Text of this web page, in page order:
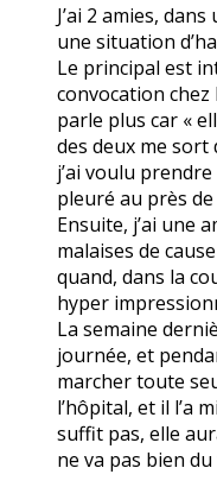
J’ai 2 amies,
une situation
Le principal est
convocation chez
parle plus car «
des deux me sort
j’ai voulu prendre
pleuré au près
Ensuite, j’ai une
malaises de
quand, dans la
hyper
La semaine
journée, et
marcher toute
l’hôpital, et il l’a
suffit pas, elle
ne va pas bien